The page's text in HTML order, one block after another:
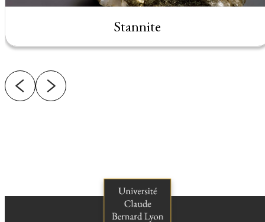
Stannite